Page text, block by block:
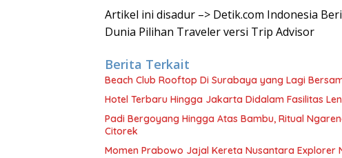
Artikel ini disadur –> Detik.com Indonesia
Dunia Pilihan Traveler versi Trip Advisor
Berita Terkait
Beach Club Rooftop Di Surabaya yang Lagi
Hotel Terbaru Hingga Jakarta Didalam Fasilitas
Padi Bergoyang Hingga Atas Bambu, Ritual
Citorek
Momen Prabowo Jajal Kereta Nusantara Explorer